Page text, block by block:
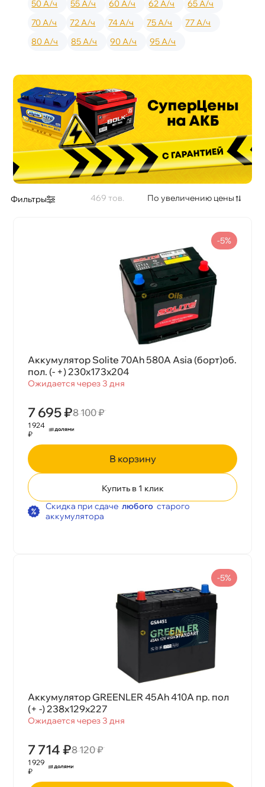
50 А/ч
55 А/ч 60 А/ч 62 А/ч
65 А/ч
70 А/ч
72 А/ч 74 А/ч 75 А/ч
77 А/ч
80 А/ч
85 А/ч 90 А/ч 95 А/ч
Фильтры 469 По увеличению цены
Аккумулятор Solite 70Ah 580A Asia (борт)об.
пол. (- +) 230x173x204
Ожидается через 3 дня
7 695 ₽8 100 ₽
-5%
1 924
₽
корзину
Купить в 1 клик
Скидка при сдаче любого старого
аккумулятора
Аккумулятор GREENLER 45Ah 410А пр. пол
(+ -) 238х129х227
Ожидается через 3 дня
7 714 ₽8 120 ₽
-5%
1 929
₽